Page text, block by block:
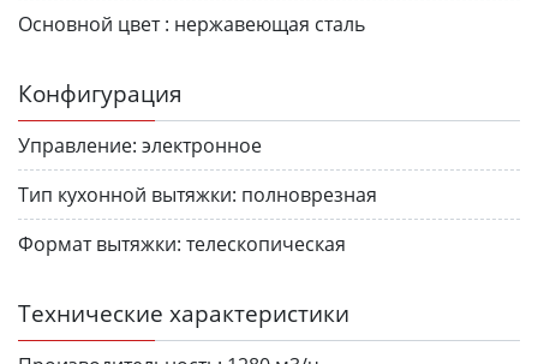
Основной цвет : нержавеющая сталь
Конфигурация
Управление: электронное
Тип кухонной вытяжки: полноврезная
Формат вытяжки: телескопическая
Технические характеристики